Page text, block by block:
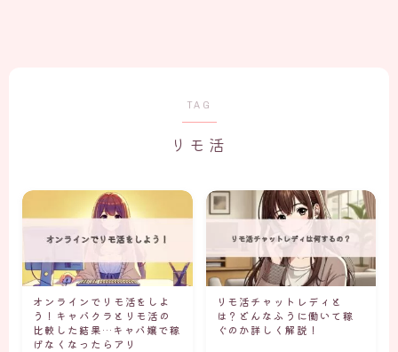
TAG
リモ活
オンラインでリモ活をしよ
う！キャバクラとリモ活の
比較した結果…キャバ嬢で稼
げなくなったらアリ
リモ活チャットレディと
は？どんなふうに働いて稼
ぐのか詳しく解説！